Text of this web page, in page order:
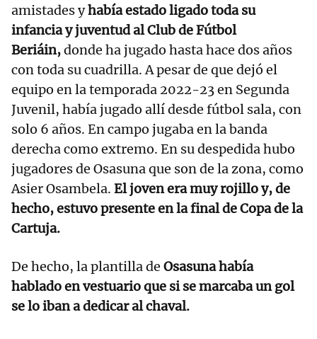
amistades yhabía estado ligado toda su
infancia y juventud al Club de Fútbol
Beriáin,donde ha jugado hasta hace dos años
con toda su cuadrilla. A pesar de que dejó el
equipo en la temporada 2022-23 en Segunda
Juvenil, había jugado allí desde fútbol sala, con
solo 6 años. En campo jugaba en la banda
derecha como extremo. En su despedida hubo
jugadores de Osasuna que son de la zona, como
Asier Osambela. El joven era muy rojillo y, de
hecho, estuvo presente en la final de Copa de la
Cartuja.
De hecho, la plantilla de Osasuna había
hablado en vestuario que si se marcaba un gol
se lo iban a dedicar al chaval.